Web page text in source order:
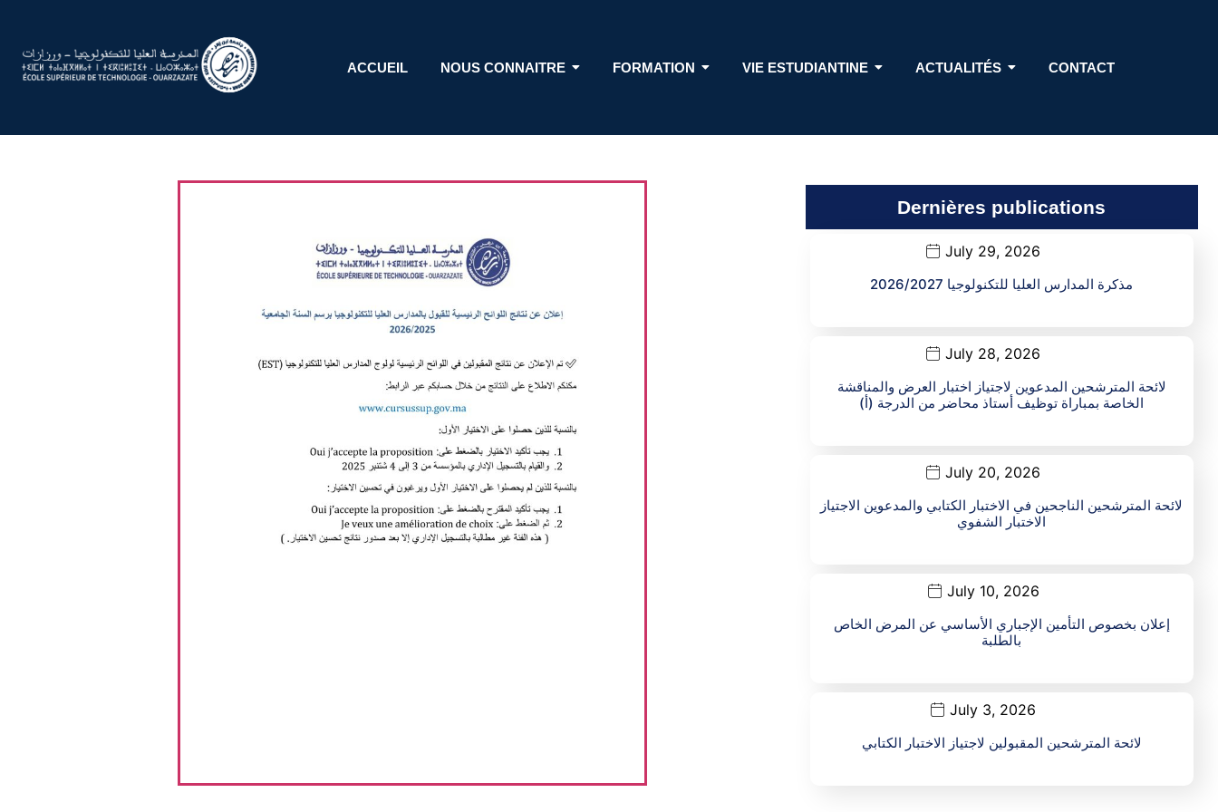
ACCUEIL NOUS CONNAITRE FORMATION VIE ESTUDIANTINE ACTUALITÉS CONTACT
Dernières publications
July 29, 2026
مذكرة المدارس العليا للتكنولوجيا 2026/2027
July 28, 2026
لائحة المترشحين المدعوين لاجتياز اختبار العرض والمناقشة
الخاصة بمباراة توظيف أستاذ محاضر من الدرجة (أ)
July 20, 2026
لائحة المترشحين الناجحين في الاختبار الكتابي والمدعوين الاجتياز
الاختبار الشفوي
July 10, 2026
إعلان بخصوص التأمين الإجباري الأساسي عن المرض الخاص
بالطلبة
July 3, 2026
لائحة المترشحين المقبولين لاجتياز الاختبار الكتابي